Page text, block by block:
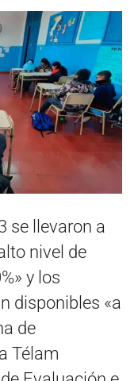
se llevaron a
nivel de
y los
disponibles «a
de
Télam